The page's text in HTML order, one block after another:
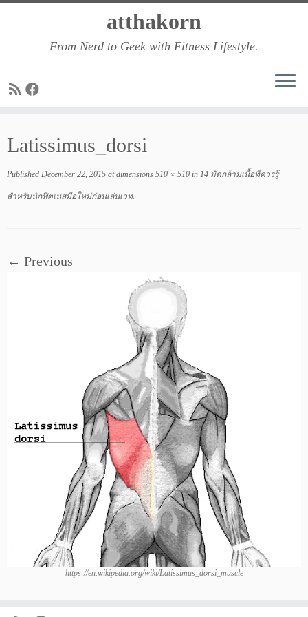
atthakorn
From Nerd to Geek with Fitness Lifestyle.
Latissimus_dorsi
Published December 22, 2015 at dimensions 510 × 510 in 14 มัดกล้ามเนื้อที่ควรรู้
สำหรับนักฟิตเนสมือใหม่ก่อนเล่นเวท.
← Previous
https://en.wikipedia.org/wiki/Latissimus_dorsi_muscle